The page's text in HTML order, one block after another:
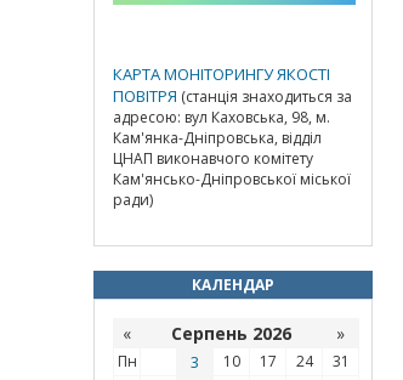
КАРТА МОНІТОРИНГУ ЯКОСТІ
ПОВІТРЯ (станція знаходиться за
адресою: вул Каховська, 98, м.
Кам'янка-Дніпровська, відділ
ЦНАП виконавчого комітету
Кам'янсько-Дніпровської міської
ради)
КАЛЕНДАР
« Серпень 2026 »
Пн 3 10 17 24
31